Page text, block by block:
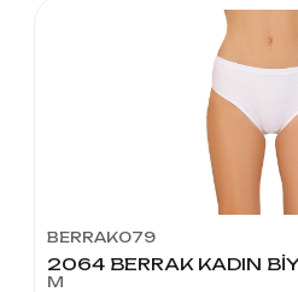
BERRAK079
M